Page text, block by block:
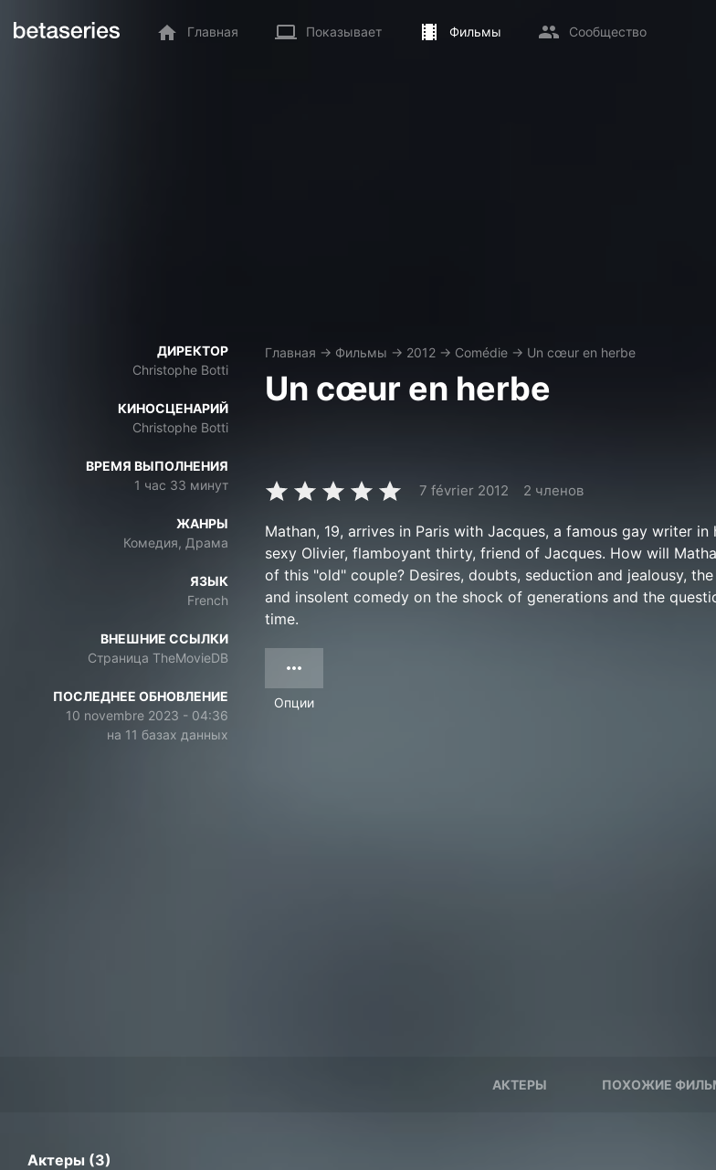
Главная Показывает Фильмы Сообщество
ДИРЕКТОР
Christophe Botti
КИНОСЦЕНАРИЙ
Christophe Botti
ВРЕМЯ ВЫПОЛНЕНИЯ
1 час 33 минут
ЖАНРЫ
Комедия, Драма
ЯЗЫК
French
ВНЕШНИЕ ССЫЛКИ
Страница TheMovieDB
ПОСЛЕДНЕЕ ОБНОВЛЕНИЕ
10 novembre 2023 - 04:36
на 11 базах данных
Главная → Фильмы → 2012 → Comédie → Un cœur en herbe
Un cœur en herbe
7 février 2012 2 членов
Mathan, 19, arrives in Paris with Jacques, a famous gay writer in
sexy Olivier, flamboyant thirty, friend of Jacques. How will
of this "old" couple? Desires, doubts, seduction and jealousy,
and insolent comedy on the shock of generations and the
time.
Опции
АКТЕРЫ ПОХОЖИЕ
Актеры (3)